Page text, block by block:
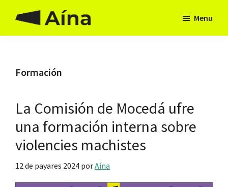
main
footer
Hai
Menu
Formación
La Comisión de Mocedá ufre
una formación interna sobre
violencies machistes
12 de payares 2024 porAína